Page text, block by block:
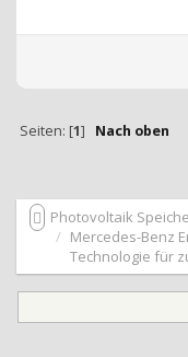
Seiten: [1] Nach oben
Photovoltaik
Mercedes-Benz
Technologie für